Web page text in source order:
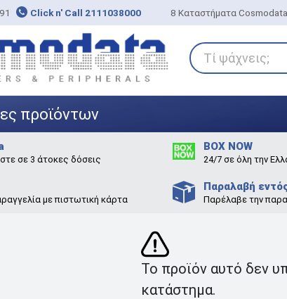
Click n' Call 2111038000 8 Καταστήματα Cosmodata
Τί ψάχνεις;
προϊόντων
σε 3 άτοκες δόσεις
BOX NOW
24/7 σε όλη την
με πιστωτική κάρτα
Παραλαβή
Παρέλαβε την
Το προϊόν αυτό δεν
κατάστημα.